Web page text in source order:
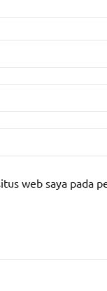
web saya pada